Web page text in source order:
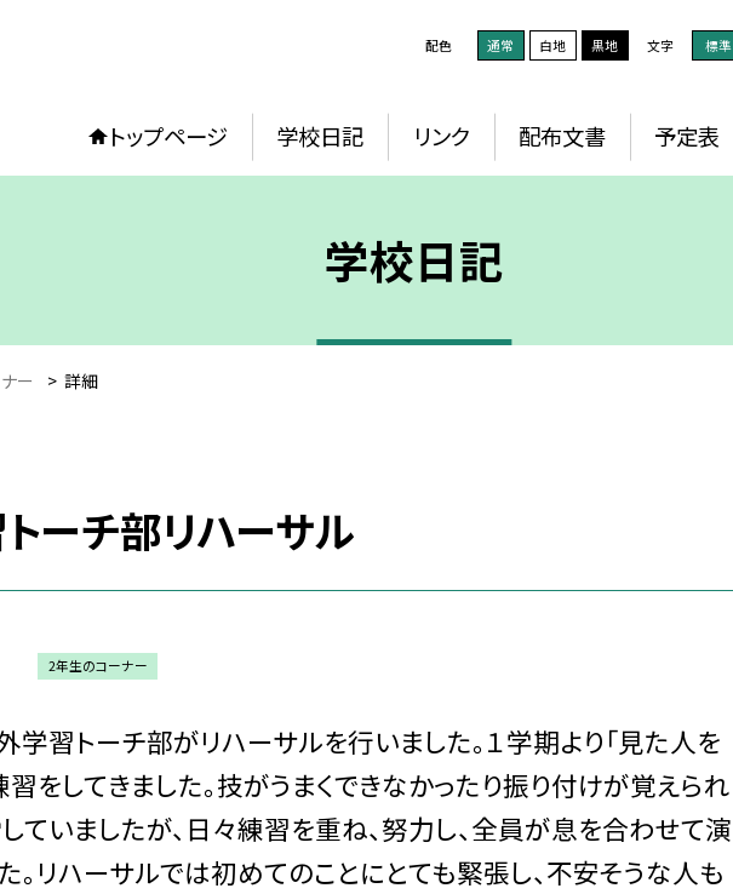
配色 通常 白地 黒地 文字 標準
トップページ 学校日記 リンク 配布文書 予定表
学校日記
ー > 詳細
ーチ部リハーサル
2年生のコーナー
外学習トーチ部がリハーサルを行いました。１学期より「見た人を
をしてきました。技がうまくできなかったり振り付けが覚えられ
ていましたが、日々練習を重ね、努力し、全員が息を合わせて演
。リハーサルでは初めてのことにとても緊張し、不安そうな人も